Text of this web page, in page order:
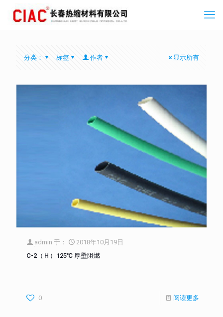
分类： 标签 作者 显示所有
admin 于：
2018年10月19日
C-2（Ｈ）125℃ 厚壁阻燃
0 阅读更多